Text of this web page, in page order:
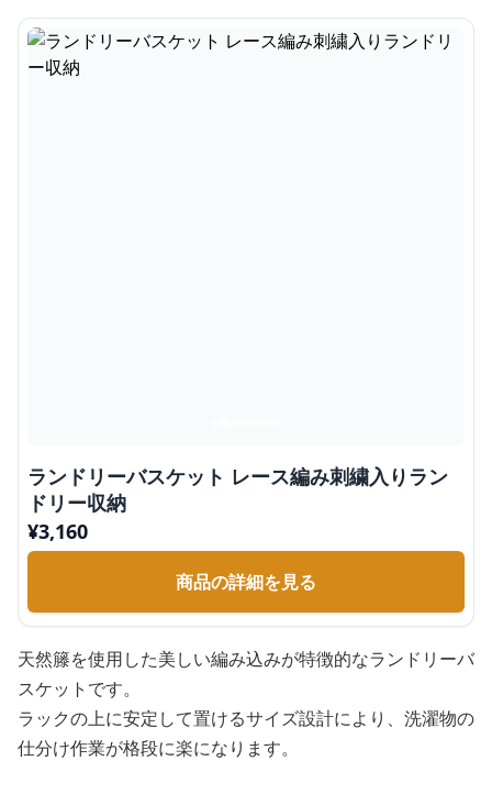
ランドリーバスケット レース編み刺繍入りラン
ドリー収納
¥3,160
商品の詳細を見る
天然籐を使用した美しい編み込みが特徴的なランドリーバ
スケットです。
ラックの上に安定して置けるサイズ設計により、洗濯物の
仕分け作業が格段に楽になります。